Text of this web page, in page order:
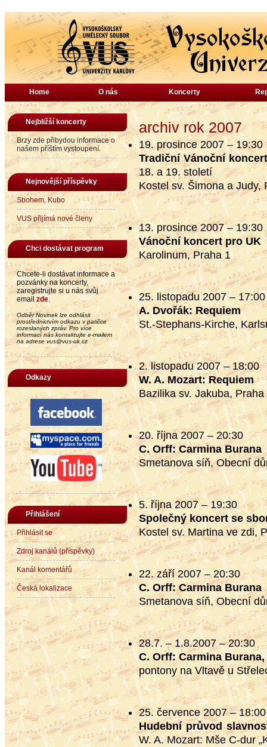
Home O nás Koncerty
Nejbližší koncerty
Brzy zde přibydou informace o
našem příštím vystoupení.
Nejnovější příspěvky
Sbohem, Kubo
VUS přijímá nové členy
Chci dostávat program
Chcete-li dostávat informace a
pozvánky na koncerty,
zaregistrujte si u nás svůj
email zde.
Odběr Novinek lze odhlásit
prostřednictvím odkazu v patičce
rozeslaných zpráv. Pro více
informací nás kontaktujte e-mailem
na adrese vus@vus-uk.cz
Odkazy
Přihlášení
Přihlásit se
Zdroj kanálů (příspěvky)
Kanál komentářů
Česká lokalizace
archiv rok 2007
19. prosince 2007 – 19:30
Tradiční Vánoční
18. a 19. století
Kostel sv. Šimona a Judy,
13. prosince 2007 – 19:30
Vánoční koncert pro UK
Karolinum, Praha 1
25. listopadu 2007 – 17:00
A. Dvořák: Requiem
St.-Stephans-Kirche,
2. listopadu 2007 – 18:00
W. A. Mozart: Requiem
Bazilika sv. Jakuba, Praha
20. října 2007 – 20:30
C. Orff: Carmina Burana
Smetanova síň, Obecní
5. října 2007 – 19:30
Společný koncert se
Kostel sv. Martina ve zdi,
22. září 2007 – 20:30
C. Orff: Carmina Burana
Smetanova síň, Obecní
28.7. – 1.8.2007 – 20:30
C. Orff: Carmina
pontony na Vltavě u
25. července 2007 – 18:00
Hudební průvod
W. A. Mozart: Mše C-dur